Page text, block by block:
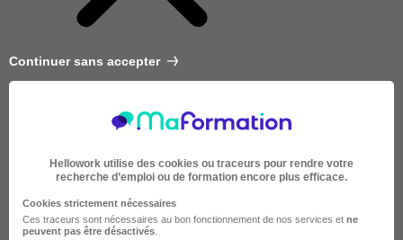
Continuer sans accepter
Hellowork utilise des cookies ou traceurs pour rendre votre
recherche d’emploi ou de formation encore plus efficace.
Cookies strictement nécessaires
Ces traceurs sont nécessaires au bon fonctionnement de nos services et ne
peuvent pas être désactivés